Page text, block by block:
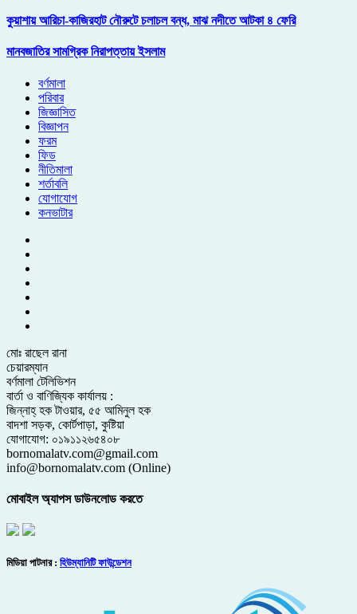
কুয়াশায় আরিচা-কাজিরহাট নৌরুটে চলাচল বন্ধ, মাঝ নদীতে আটকা ৪ ফেরি
মানবজাতির সামগ্রিক নিরাপত্তায় ইসলাম
বর্ণমালা
পরিবার
জিজ্ঞাসিত
বিজ্ঞাপন
ফরম
ফিড
নীতিমালা
শর্তাবলি
যোগাযোগ
কনভাটার
মোঃ রাছেল রানা
চেয়ারম্যান
বর্ণমালা টেলিভিশন
বার্তা ও বাণিজ্যিক কার্যালয় :
জিন্নাহ্ হক টাওয়ার, ৫৫ আমিনুল হক
বাদশা সড়ক, কোর্টপাড়া, কুষ্টিয়া
যোগাযোগ: ০১৯১১২৬৫৪০৮
bornomalatv.com@gmail.com
info@bornomalatv.com (Online)
মোবাইল অ্যাপস ডাউনলোড করতে
মিডিয়া পাটনার : হিউম্যানিটি ফাউন্ডেশন